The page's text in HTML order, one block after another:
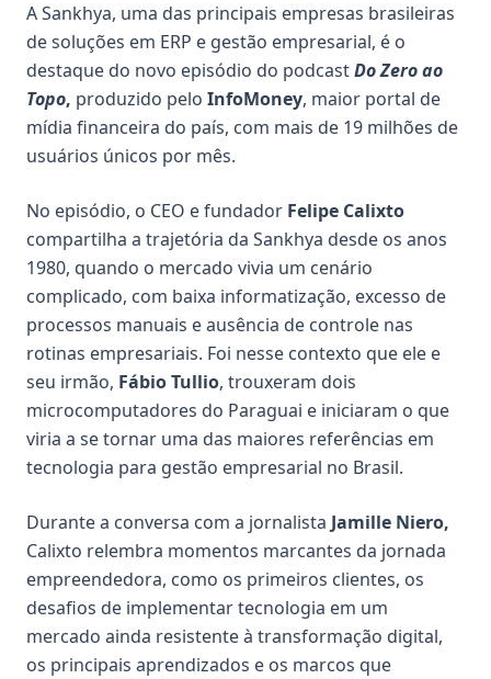
A Sankhya, uma das principais empresas brasileiras
de soluções em ERP e gestão empresarial, é o
destaque do novo episódio do podcastDo Zero ao
Topo, produzido pelo InfoMoney, maior portal de
mídia financeira do país, com mais de 19 milhões de
usuários únicos por mês.
No episódio, o CEO e fundador Felipe Calixto
compartilha a trajetória da Sankhya desde os anos
1980, quando o mercado vivia um cenário
complicado, com baixa informatização, excesso de
processos manuais e ausência de controle nas
rotinas empresariais. Foi nesse contexto que ele e
seu irmão, Fábio Tullio, trouxeram dois
microcomputadores do Paraguai e iniciaram o que
viria a se tornar uma das maiores referências em
tecnologia para gestão empresarial no Brasil.
Durante a conversa com a jornalista Jamille Niero,
Calixto relembra momentos marcantes da jornada
empreendedora, como os primeiros clientes, os
desafios de implementar tecnologia em um
mercado ainda resistente à transformação digital,
os principais aprendizados e os marcos que